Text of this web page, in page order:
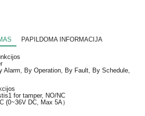
PAPILDOMA INFORMACIJA
Alarm, By Operation, By Fault, By Schedule,
1 for tamper, NO/NC
(0~36V DC, Max 5A）